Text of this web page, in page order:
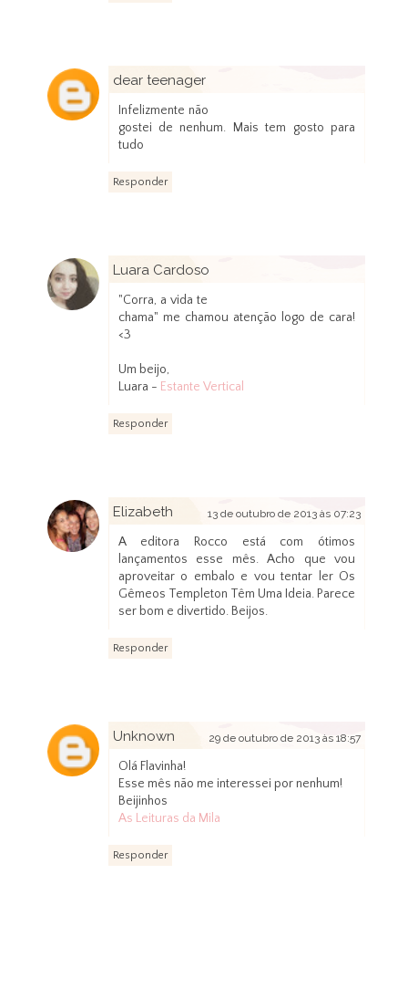
dear teenager
Infelizmente não
gostei de nenhum. Mais tem gosto para
tudo
Responder
Luara Cardoso
"Corra, a vida te
chama" me chamou atenção logo de cara!
<3
Um beijo,
Luara - Estante Vertical
Responder
Elizabeth 13 de outubro de 2013 às 07:23
A editora Rocco está com ótimos
lançamentos esse mês. Acho que vou
aproveitar o embalo e vou tentar ler Os
Gêmeos Templeton Têm Uma Ideia. Parece
ser bom e divertido. Beijos.
Responder
Unknown 29 de outubro de 2013 às 18:57
Olá Flavinha!
Esse mês não me interessei por nenhum!
Beijinhos
As Leituras da Mila
Responder